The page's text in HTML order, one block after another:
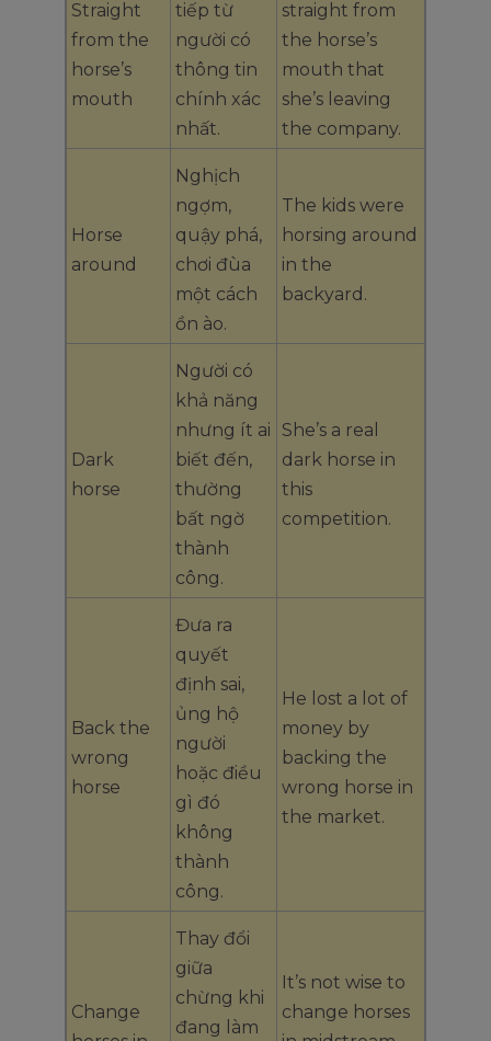
Straight
from the
horse’s
mouth
tiếp từ
người có
thông tin
chính xác
nhất.
straight from
the horse’s
mouth that
she’s leaving
the company.
Horse
around
Nghịch
ngợm,
quậy phá,
chơi đùa
một cách
ồn ào.
The kids were
horsing around
in the
backyard.
Dark
horse
Người có
khả năng
nhưng ít ai
biết đến,
thường
bất ngờ
thành
công.
She’s a real
dark horse in
this
competition.
Back the
wrong
horse
Đưa ra
quyết
định sai,
ủng hộ
người
hoặc điều
gì đó
không
thành
công.
He lost a lot of
money by
backing the
wrong horse in
the market.
Change
Thay đổi
giữa
chừng khi
đang làm
It’s not wise to
change horses